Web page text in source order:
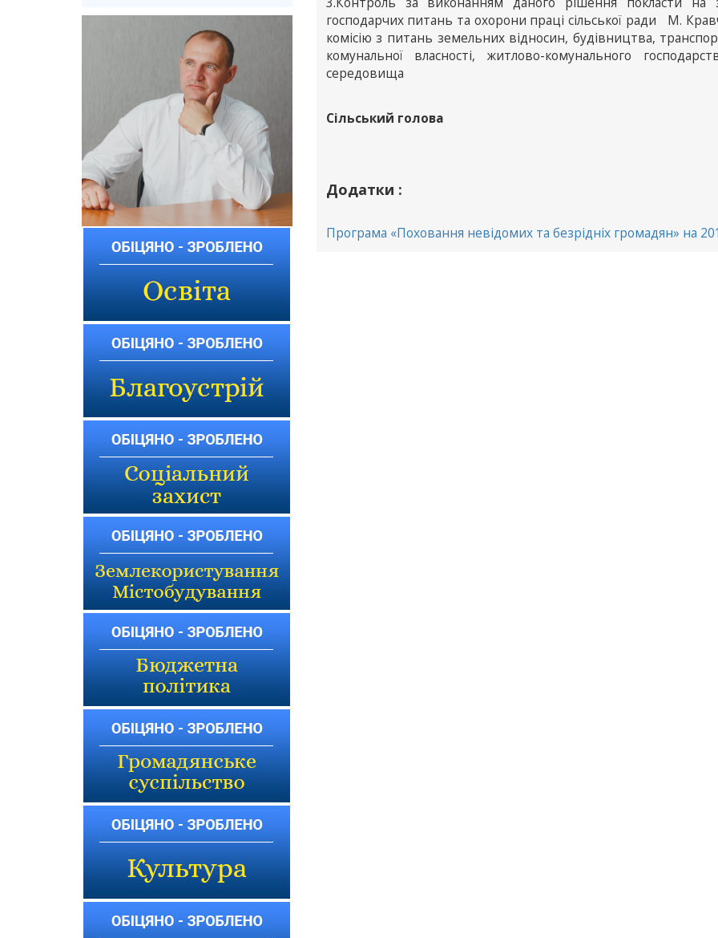
господарчих питань та охорони праці сільської ради М.
комісію з питань земельних відносин, будівництва,
комунальної власності, житлово-комунального
середовища
Сільський голова
Додатки :
Програма «Поховання невідомих та безрідніх громадян» на